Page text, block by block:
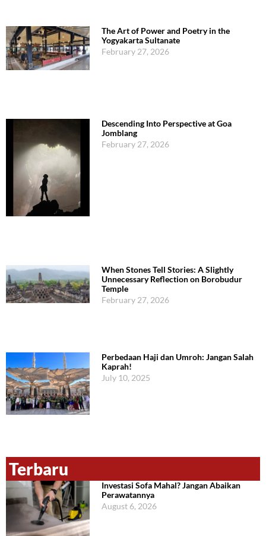
The Art of Power and Poetry in the
Yogyakarta Sultanate
February 27, 2026
Descending Into Perspective at Goa
Jomblang
February 27, 2026
When Stones Tell Stories: A Slightly
Unnecessary Reflection on Borobudur
Temple
February 27, 2026
Perbedaan Haji dan Umroh: Jangan Salah
Kaprah!
July 10, 2025
Terbaru
Investasi Sofa Mahal? Jangan Abaikan
Perawatannya
August 6, 2026